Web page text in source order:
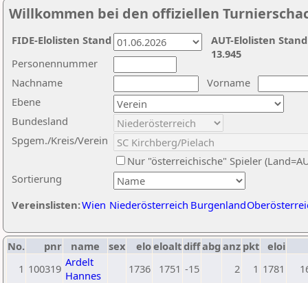
Willkommen bei den offiziellen
Nachname
Vorname
Ebene
Sortierung
Personennummer
Bundesland
Spgem./Kreis/Verein
Nur "österreichische" Spieler
Vereinslisten:Wien Niederösterreich Burgenland
AUT-Elolisten
13.945
FIDE-Elolisten Stand
No. pnr name sex eloeloaltdiffabg anz pkt eloi
1 100319 Ardelt
Hannes
1736 1751 -15 2 1 1781